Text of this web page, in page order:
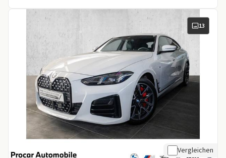
13
Vergleichen